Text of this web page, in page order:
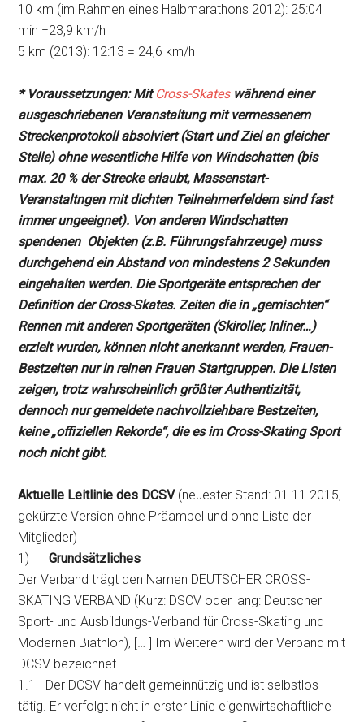
10 km (im Rahmen eines Halbmarathons 2012): 25:04
min =23,9 km/h
5 km (2013): 12:13 = 24,6 km/h
* Voraussetzungen: MitCross-Skateswährend einer
ausgeschriebenen Veranstaltung mit vermessenem
Streckenprotokoll absolviert (Start und Ziel an gleicher
Stelle) ohne wesentliche Hilfe von Windschatten (bis
max. 20 % der Strecke erlaubt, Massenstart-
Veranstaltngen mit dichten Teilnehmerfeldern sind fast
immer ungeeignet). Von anderen Windschatten
spendenen Objekten (z.B. Führungsfahrzeuge) muss
durchgehend ein Abstand von mindestens 2 Sekunden
eingehalten werden. Die Sportgeräte entsprechen der
Definition der Cross-Skates. Zeiten die in „gemischten“
Rennen mit anderen Sportgeräten (Skiroller, Inliner…)
erzielt wurden, können nicht anerkannt werden, Frauen-
Bestzeiten nur in reinen Frauen Startgruppen. Die Listen
zeigen, trotz wahrscheinlich größter Authentizität,
dennoch nur gemeldete nachvollziehbare Bestzeiten,
keine „offiziellen Rekorde“, die es im Cross-Skating Sport
noch nicht gibt.
Aktuelle Leitlinie des DCSV(neuester Stand: 01.11.2015,
gekürzte Version ohne Präambel und ohne Liste der
Mitglieder)
1)Grundsätzliches
Der Verband trägt den Namen DEUTSCHER CROSS-
SKATING VERBAND (Kurz: DSCV oder lang: Deutscher
Sport- und Ausbildungs-Verband für Cross-Skating und
Modernen Biathlon), [… ] Im Weiteren wird der Verband mit
DCSV bezeichnet.
1.1 Der DCSV handelt gemeinnützig und ist selbstlos
tätig. Er verfolgt nicht in erster Linie eigenwirtschaftliche